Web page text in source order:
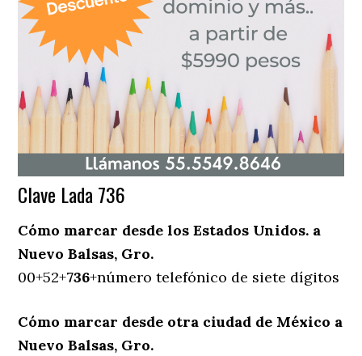
Clave Lada 736
Cómo marcar desde los Estados Unidos. a
Nuevo Balsas, Gro.
00+52+736+número telefónico de siete dígitos
Cómo marcar desde otra ciudad de México a
Nuevo Balsas, Gro.